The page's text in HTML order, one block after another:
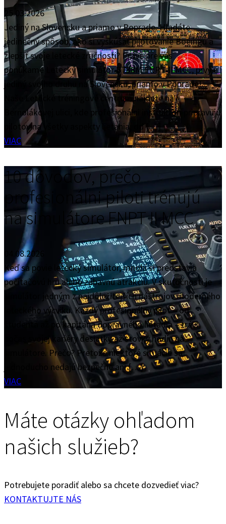
25.03.2026
Jediný na Slovensku a priamo v Poprade. Hľadáte
jedinečný spôsob, ako si vyskúšať pilotovanie Boeingu a
zlepšiť svoje letecké zručnosti? Práve pre vás
ponúkame Letecký simulátor B738M FNPT II MCC, prvý a
jediný svojho druhu na Slovensku, priamo v Poprade!
Naše Letecké tréningové centrum nájdete na
Bernolákovej ulici, kde profesionálni inštruktori pripravujú
pilotov na všetky aspekty lietania, od […]
VIAC
10 dôvodov, prečo
profesionálni piloti trénujú
na simulátore FNPT II MCC
04.08.2026
Keď sa povie letecký simulátor, mnohí si predstavia
počítačovú hru alebo zábavnú atrakciu. V skutočnosti je
simulátor jedným z najdôležitejších nástrojov moderného
leteckého výcviku. Každý profesionálny pilot – od
študenta až po kapitána dopravného lietadla – trávi
počas svojej kariéry desiatky až stovky hodín na
simulátore. Prečo? Pretože niektoré situácie sa
jednoducho nedajú bezpečne ani […]
VIAC
Máte otázky ohľadom
našich služieb?
Potrebujete poradiť alebo sa chcete dozvedieť viac?
KONTAKTUJTE NÁS